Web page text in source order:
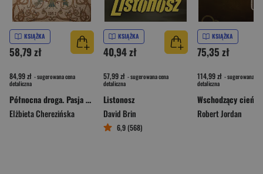
KSIĄŻKA
58,79 zł
84,99 zł - sugerowana cena
detaliczna
Północna droga. Pasja według Einara. Trzy młode pieśni
Elżbieta Cherezińska
KSIĄŻKA
40,94 zł
57,99 zł - sugerowana cena
detaliczna
Listonosz
David Brin
6,9 (568)
KSIĄŻKA
75,35 zł
114,99 zł - sugerowana
detaliczna
Robert Jordan